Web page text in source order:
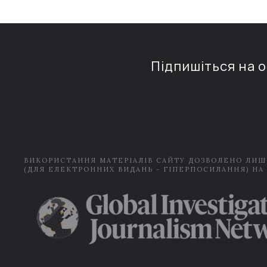
Підпишіться на
ВИКОРИСТАННЯ МАТЕРІАЛІВ САЙТУ ДОЗВОЛЕНО
(ДЛЯ ЕЛЕКТРОННИХ ВИДАНЬ - ГІПЕРПОСИЛАННЯ) НА